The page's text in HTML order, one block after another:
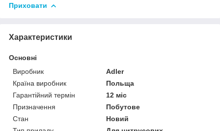
Приховати
Характеристики
Основні
Виробник
Adler
Країна виробник
Польща
Гарантійний термін
12 міс
Призначення
Побутове
Стан
Новий